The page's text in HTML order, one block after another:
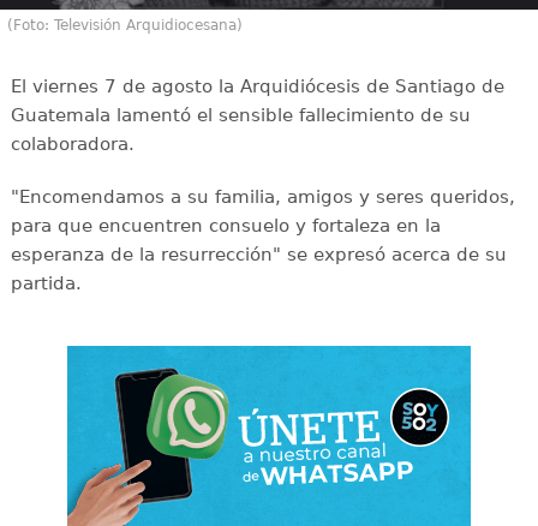
(Foto: Televisión Arquidiocesana)
El viernes 7 de agosto la Arquidiócesis de Santiago de
Guatemala lamentó el sensible fallecimiento de su
colaboradora.
"Encomendamos a su familia, amigos y seres queridos,
para que encuentren consuelo y fortaleza en la
esperanza de la resurrección" se expresó acerca de su
partida.